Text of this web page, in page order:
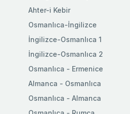
Ahter-i Kebir
Osmanlıca-İngilizce
İngilizce-Osmanlıca 1
İngilizce-Osmanlıca 2
Osmanlıca - Ermenice
Almanca - Osmanlıca
Osmanlıca - Almanca